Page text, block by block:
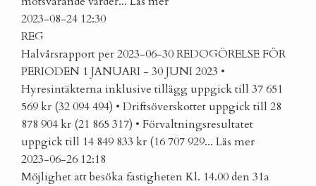
2023-08-24 12:30
REG
Halvårsrapport per 2023-06-30REDOGÖRELSE FÖR
PERIODEN 1 JANUARI - 30 JUNI 2023 •
Hyresintäkterna inklusive tillägg uppgick till 37 651
569 kr (32 094 494) • Driftsöverskottet uppgick till 28
878 904 kr (21 865 317) • Förvaltningsresultatet
uppgick till 14 849 833 kr (16 707 929... Läs mer
2023-06-26 12:18
Möjlighet att besöka fastighetenKl. 14.00 den 31a